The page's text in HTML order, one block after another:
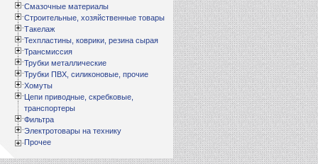
Смазочные материалы
Строительные, хозяйственные товары
Такелаж
Техпластины, коврики, резина сырая
Трансмиссия
Трубки металлические
Трубки ПВХ, силиконовые, прочие
Хомуты
Цепи приводные, скребковые,
транспортеры
Фильтра
Электротовары на технику
Прочее